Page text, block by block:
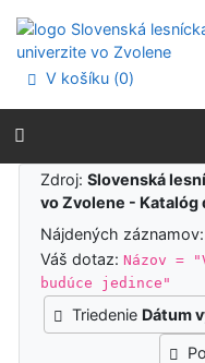
Prejsť na menu
Prehlásenie o
V košíku (0)
Výsledky
Zdroj:Slovenská
vo Zvolene - Katalóg
Nájdených
Váš dotaz:Názov =
budúce jedince"
Triedenie Dátum